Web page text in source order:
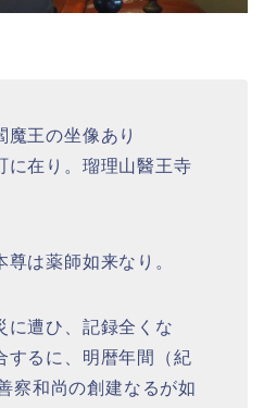
魔王の坐像あり
在り。瑠理山醫王寺
は薬師如来なり。
遭ひ、記録全くな
するに、明暦年間（紀
察和尚の創建なるが如